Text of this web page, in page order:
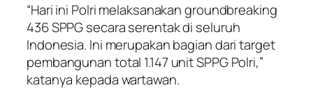
“Hari ini Polri melaksanakan groundbreaking
436 SPPG secara serentak di seluruh
Indonesia. Ini merupakan bagian dari target
pembangunan total 1.147 unit SPPG Polri,”
katanya kepada wartawan.